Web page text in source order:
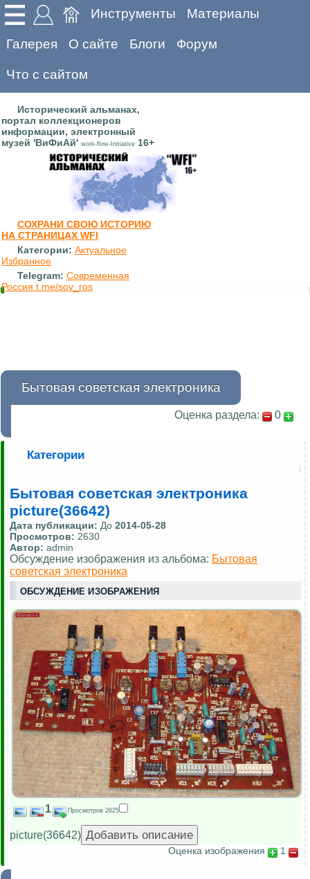
Инструменты Материалы
Галерея О сайте Блоги Форум
Что с сайтом
Исторический альманах,
портал коллекционеров
информации, электронный
музей 'ВиФиАй' work-flow-Initiative 16+
СОХРАНИ СВОЮ ИСТОРИЮ
НА СТРАНИЦАХ WFI
Категории: Актуальное
Избранное
Telegram: Современная
Россия t.me/sov_ros
Бытовая советская электроника
Оценка раздела: 0
Категории
Бытовая советская электроника
picture(36642)
Дата публикации: До 2014-05-28
Просмотров: 2630
Автор: admin
Обсуждение изображения из альбома: Бытовая
советская электроника
ОБСУЖДЕНИЕ ИЗОБРАЖЕНИЯ
1 Просмотров 2625
picture(36642)
Оценка изображения 1